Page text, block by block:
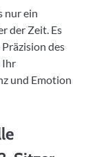
nur ein
der Zeit. Es
des
Ihr
und Emotion